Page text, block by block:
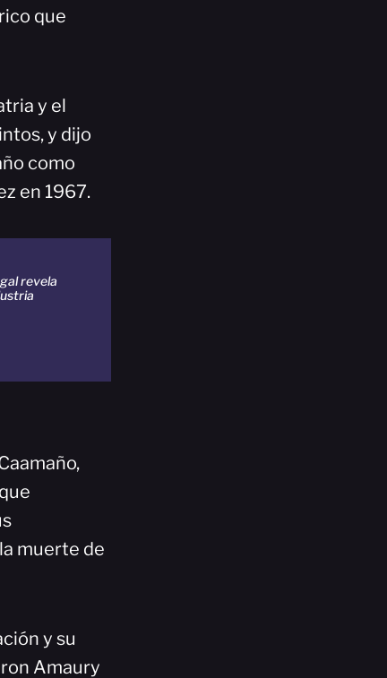
que
y el
y dijo
como
en 1967.
revela
muerte de
y su
Amaury